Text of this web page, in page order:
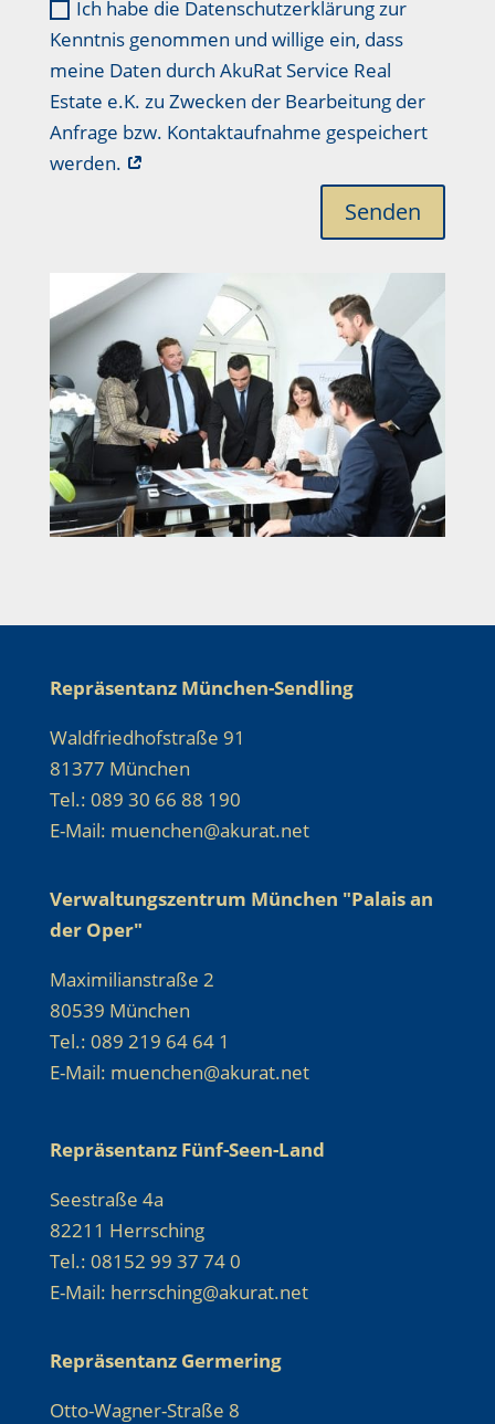
Ich habe die Datenschutzerklärung zur
Kenntnis genommen und willige ein, dass
meine Daten durch AkuRat Service Real
Estate e.K. zu Zwecken der Bearbeitung der
Anfrage bzw. Kontaktaufnahme gespeichert
werden.
Senden
Repräsentanz München-Sendling
Waldfriedhofstraße 91
81377 München
Tel.: 089 30 66 88 190
E-Mail: muenchen@akurat.net
Verwaltungszentrum München "Palais an
der Oper"
Maximilianstraße 2
80539 München
Tel.: 089 219 64 64 1
E-Mail: muenchen@akurat.net
Repräsentanz Fünf-Seen-Land
Seestraße 4a
82211 Herrsching
Tel.: 08152 99 37 74 0
E-Mail: herrsching@akurat.net
Repräsentanz Germering
Otto-Wagner-Straße 8